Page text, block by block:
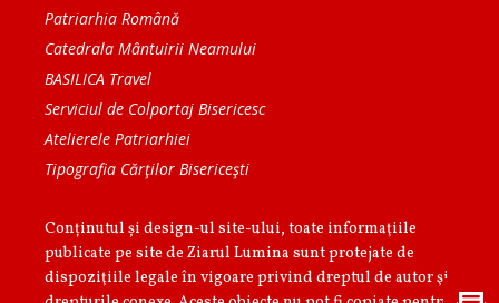
Patriarhia Română
Catedrala Mântuirii Neamului
BASILICA Travel
Serviciul de Colportaj Bisericesc
Atelierele Patriarhiei
Tipografia Cărţilor Bisericeşti
Conținutul și design-ul site-ului, toate informaţiile
publicate pe site de Ziarul Lumina sunt protejate de
dispoziţiile legale în vigoare privind dreptul de autor şi